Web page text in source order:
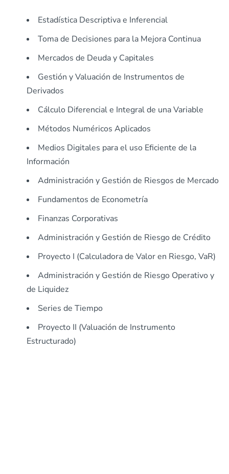
Estadística Descriptiva e Inferencial
Toma de Decisiones para la Mejora Continua
Mercados de Deuda y Capitales
Gestión y Valuación de Instrumentos de
Derivados
Cálculo Diferencial e Integral de una Variable
Métodos Numéricos Aplicados
Medios Digitales para el uso Eficiente de la
Información
Administración y Gestión de Riesgos de Mercado
Fundamentos de Econometría
Finanzas Corporativas
Administración y Gestión de Riesgo de Crédito
Proyecto I (Calculadora de Valor en Riesgo, VaR)
Administración y Gestión de Riesgo Operativo y
de Liquidez
Series de Tiempo
Proyecto II (Valuación de Instrumento
Estructurado)